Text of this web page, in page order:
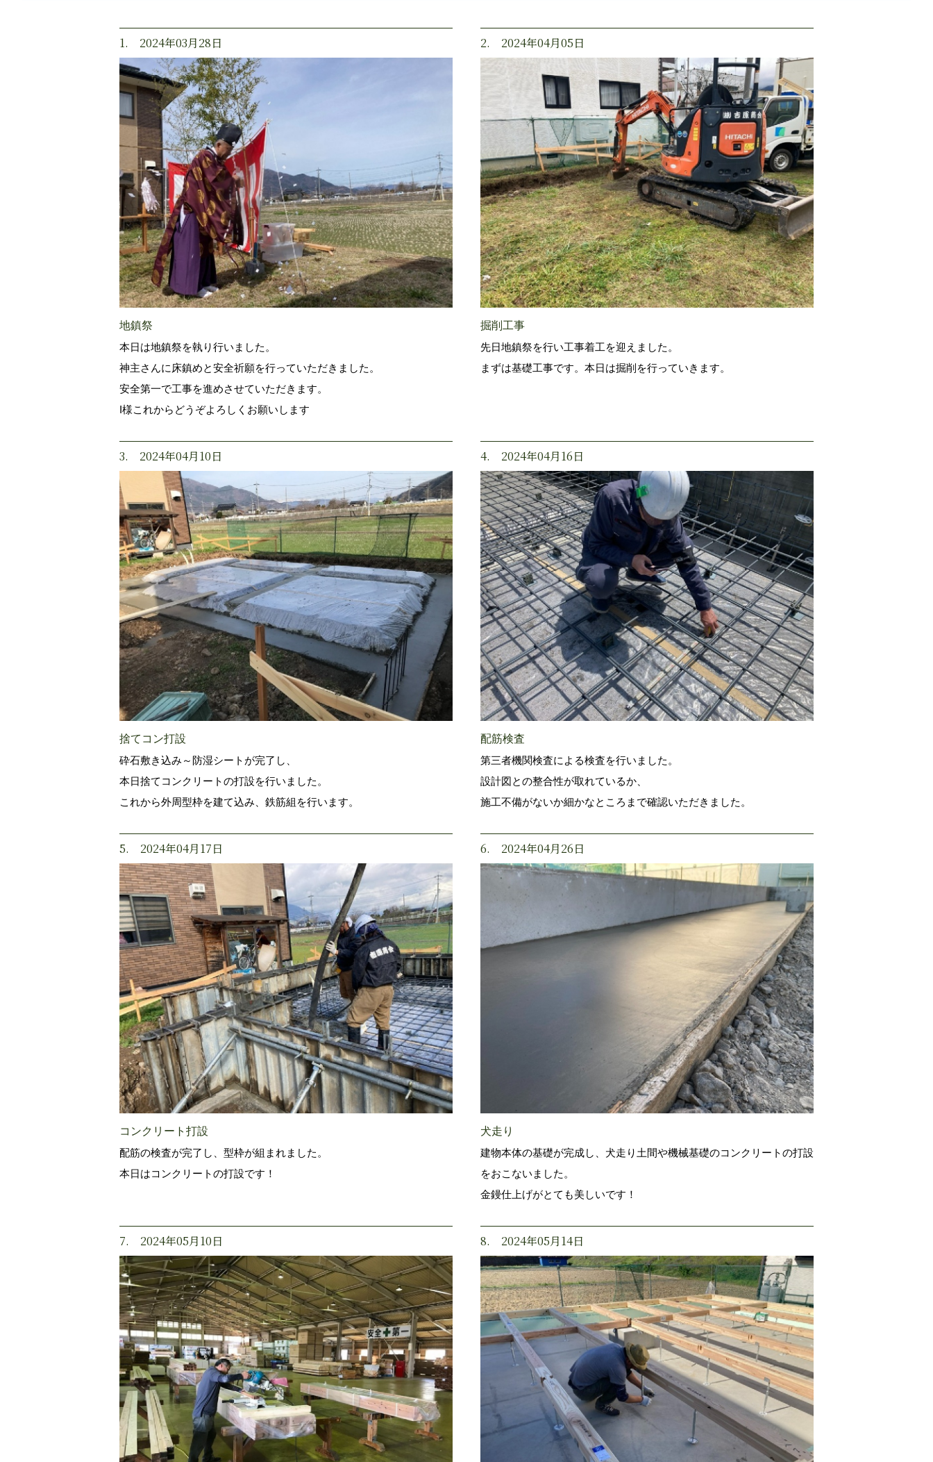
1. 2024年03月28日
地鎮祭
本日は地鎮祭を執り行いました。
神主さんに床鎮めと安全祈願を行っていただきました。
安全第一で工事を進めさせていただきます。
I様これからどうぞよろしくお願いします
2. 2024年04月05日
掘削工事
先日地鎮祭を行い工事着工を迎えました。
まずは基礎工事です。本日は掘削を行っていきます。
3. 2024年04月10日
捨てコン打設
砕石敷き込み～防湿シートが完了し、
本日捨てコンクリートの打設を行いました。
これから外周型枠を建て込み、鉄筋組を行います。
4. 2024年04月16日
配筋検査
第三者機関検査による検査を行いました。
設計図との整合性が取れているか、
施工不備がないか細かなところまで確認いただきました。
5. 2024年04月17日
コンクリート打設
配筋の検査が完了し、型枠が組まれました。
本日はコンクリートの打設です！
6. 2024年04月26日
犬走り
建物本体の基礎が完成し、犬走り土間や機械基礎のコンクリートの打設
をおこないました。
金鏝仕上げがとても美しいです！
7. 2024年05月10日 8. 2024年05月14日